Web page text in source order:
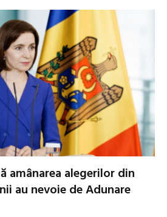
amânarea alegerilor din
au nevoie de Adunare